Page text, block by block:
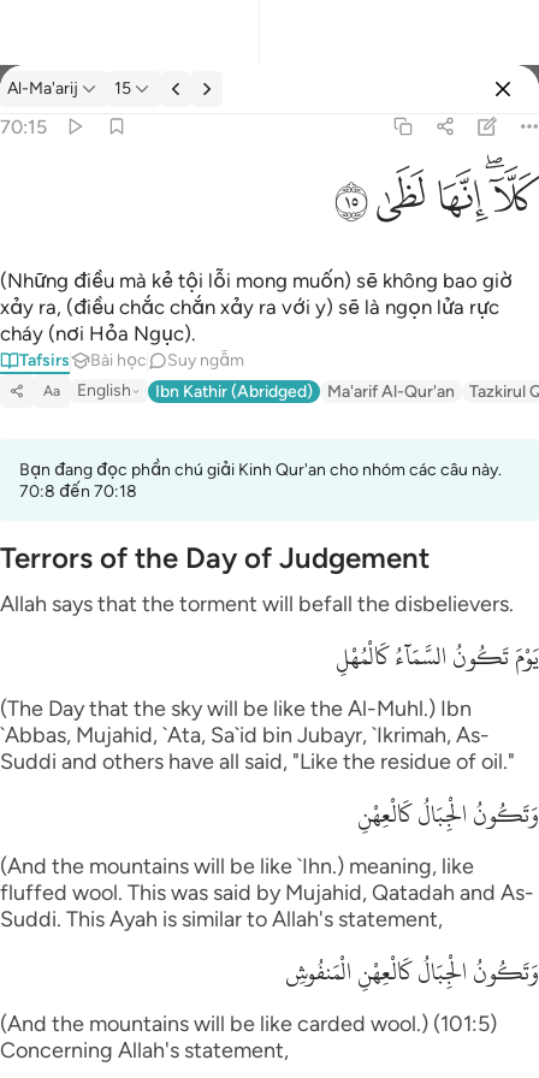
Tafsir: Al-Ma'arij 70:15
Al-Ma'arij 15
70:15
ﱚﱛﱜﱝﱞ
(Những điều mà kẻ tội lỗi mong muốn) sẽ không bao giờ
xảy ra, (điều chắc chắn xảy ra với y) sẽ là ngọn lửa rực
cháy (nơi Hỏa Ngục).
Tafsirs Bài học Suy ngẫm
Aa English Ibn Kathir (Abridged) Ma'arif Al-Qur'an Tazkirul
Bạn đang đọc phần chú giải Kinh Qur'an cho nhóm các câu này.
70:8 đến 70:18
Terrors of the Day of Judgement
Allah says that the torment will befall the disbelievers.
يَوْمَ تَكُونُ السَّمَآءُ كَالْمُهْلِ
(The Day that the sky will be like the Al-Muhl.) Ibn
`Abbas, Mujahid, `Ata, Sa`id bin Jubayr, `Ikrimah, As-
Suddi and others have all said, "Like the residue of oil."
وَتَكُونُ الْجِبَالُ كَالْعِهْنِ
(And the mountains will be like `Ihn.) meaning, like
fluffed wool. This was said by Mujahid, Qatadah and As-
Suddi. This Ayah is similar to Allah's statement,
وَتَكُونُ الْجِبَالُ كَالْعِهْنِ الْمَنفُوشِ
(And the mountains will be like carded wool.) (101:5)
Concerning Allah's statement,